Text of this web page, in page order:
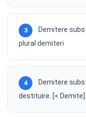
3
Demitere
plural demiteri
4
Demitere
destituire. [< Demite].